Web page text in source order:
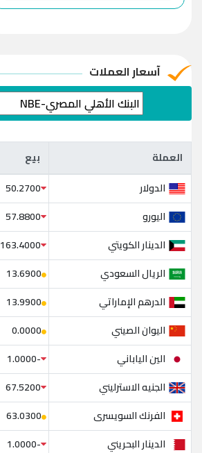
آسعار العملات
العملة بيع العملة بيع
الدولار
50.2700
اليورو
57.8800
الدينار الكويتي
163.4000
الريال السعودي
13.6900
الدرهم الإماراتي
13.9900
اليوان الصيني
0.0000
الين الياباني
-1.0000
الجنيه الاسترليني
67.5200
الفرنك السويسرى
63.0300
الدينار البحريني
-1.0000